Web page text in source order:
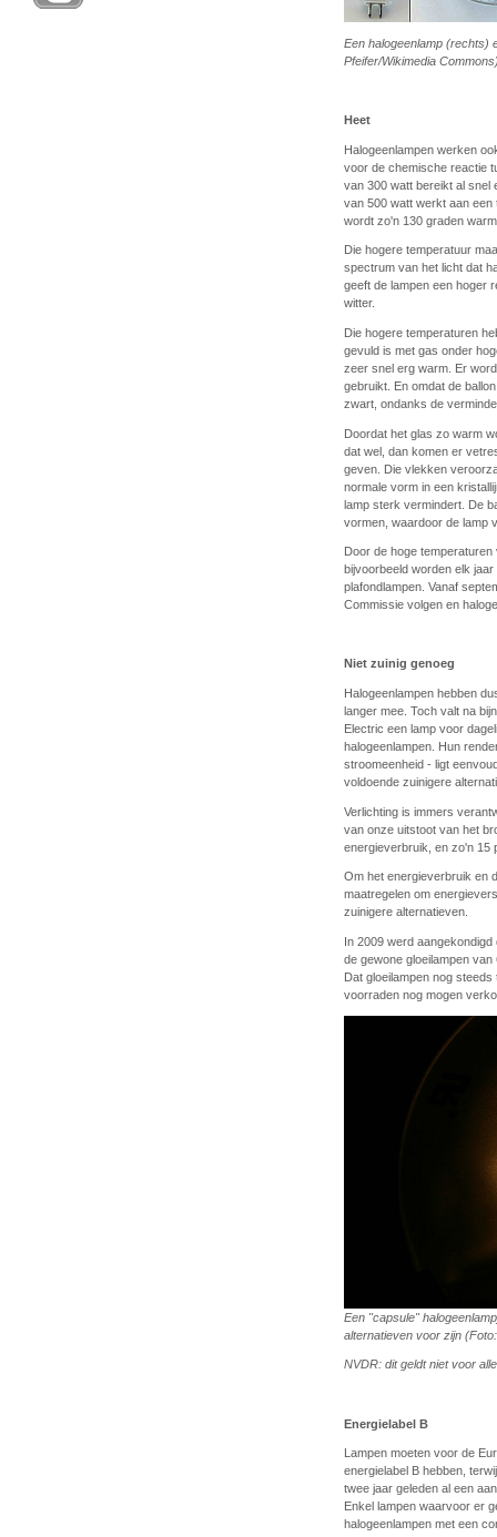
Een halogeenlamp (rechts)
Pfeifer/Wikimedia
Heet
Halogeenlampen werken
voor de chemische reactie
van 300 watt bereikt al snel
van 500 watt werkt aan een
wordt zo'n 130 graden
Die hogere temperatuur
spectrum van het licht dat
geeft de lampen een hoger
witter.
Die hogere temperaturen
gevuld is met gas onder
zeer snel erg warm. Er
gebruikt. En omdat de
zwart, ondanks de
Doordat het glas zo warm
dat wel, dan komen er
geven. Die vlekken
normale vorm in een
lamp sterk vermindert. De
vormen, waardoor de lamp
Door de hoge
bijvoorbeeld worden elk
plafondlampen. Vanaf
Commissie volgen en
Niet zuinig genoeg
Halogeenlampen hebben
langer mee. Toch valt na
Electric een lamp voor
halogeenlampen. Hun
stroomeenheid - ligt
voldoende zuinigere
Verlichting is immers
van onze uitstoot van het
energieverbruik, en zo'n 15
Om het energieverbruik en
maatregelen om
zuinigere alternatieven.
In 2009 werd
de gewone gloeilampen
Dat gloeilampen nog
voorraden nog mogen
Een "capsule"
alternatieven voor zijn
NVDR: dit geldt niet voor
Energielabel B
Lampen moeten voor de
energielabel B hebben,
twee jaar geleden al een
Enkel lampen waarvoor er
halogeenlampen met een